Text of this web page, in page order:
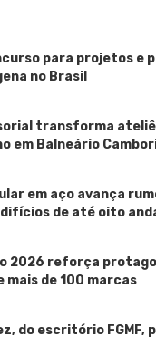
para projetos e
no Brasil
transforma ateliê
em Balneário
em aço avança
de até oito
2026 reforça
mais de 100 marcas
do escritório FGMF,